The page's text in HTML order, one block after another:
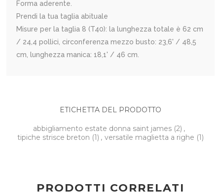
Forma aderente.
Prendi la tua taglia abituale
Misure per la taglia 8 (T40): la lunghezza totale è 62 cm
/ 24,4 pollici, circonferenza mezzo busto: 23,6' / 48,5
cm, lunghezza manica: 18,1' / 46 cm.
ETICHETTA DEL PRODOTTO
abbigliamento estate donna saint james (2) ,
tipiche strisce breton (1) , versatile maglietta a righe (1)
PRODOTTI CORRELATI